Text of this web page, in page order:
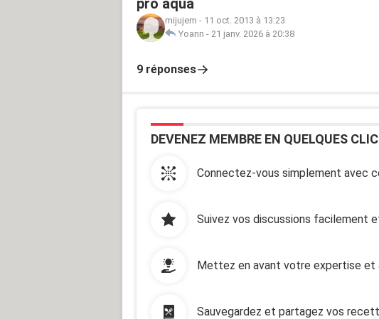
mijujem - 11 oct. 2013 à 13:23
Yoann - 21 janv. 2026 à 20:38
9 réponses
DEVENEZ MEMBRE EN QUELQUES
Connectez-vous simplement avec
Suivez vos discussions facilement
Mettez en avant votre expertise et
Sauvegardez et partagez vos